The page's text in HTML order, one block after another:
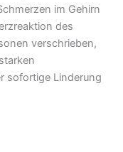
im Gehirn
des
verschrieben,
sofortige Linderung